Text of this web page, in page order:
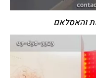
והאסלאם